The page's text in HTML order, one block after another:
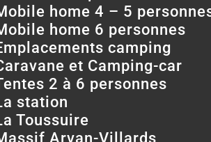
home 4 – 5
home 6 personnes
camping
et Camping-car
2 à 6 personnes
station
Toussuire
Arvan-Villards